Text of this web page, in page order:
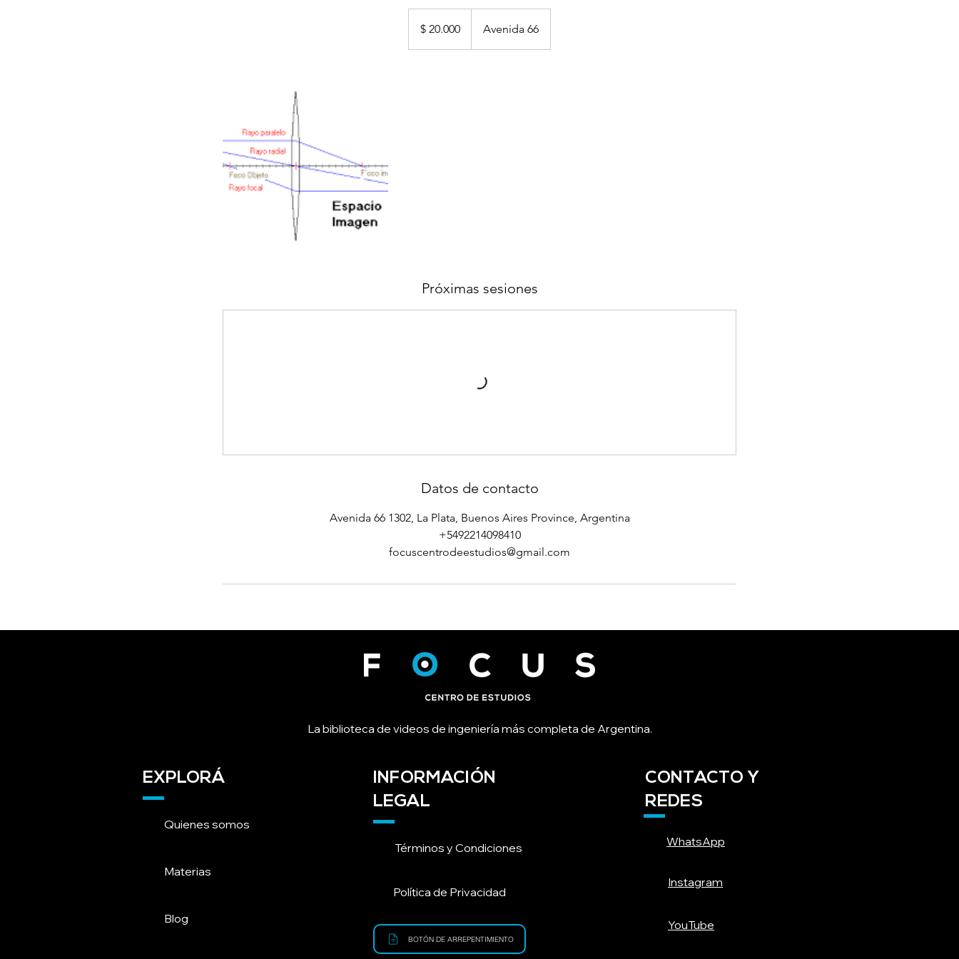
argentinos
$ 20.000 Avenida 66
Próximas sesiones
Datos de contacto
Avenida 66 1302, La Plata, Buenos Aires Province, Argentina
+5492214098410
focuscentrodeestudios@gmail.com
La biblioteca de videos de ingeniería más completa de Argentina.
EXPLORÁ
Quienes somos
Materias
Blog
INFORMACIÓN
LEGAL
Términos y Condiciones
Política de Privacidad
BOTÓN DE ARREPENTIMIENTO
CONTACTO Y
REDES
WhatsApp
Instagram
YouTube